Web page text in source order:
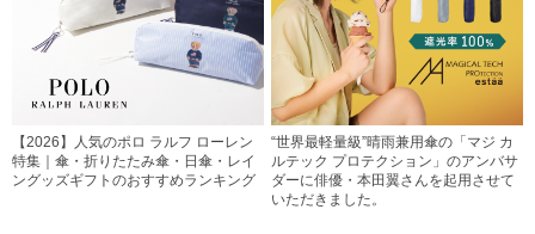
【2026】人気のポロ ラルフ ローレン
特集｜傘・折りたたみ傘・日傘・レイ
ングッズギフトのおすすめランキング
“世界最軽量級”晴雨兼用傘の「マジ カ
ルテック プロテクション」のアンバサ
ダーに俳優・本田翼さんを起用させて
いただきました。